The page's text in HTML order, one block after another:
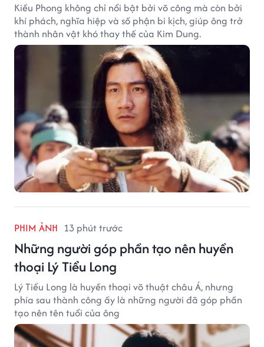
Kiều Phong không chỉ nổi bật bởi võ công mà còn bởi
khí phách, nghĩa hiệp và số phận bi kịch, giúp ông trở
thành nhân vật khó thay thế của Kim Dung.
PHIM ẢNH 13 phút trước
Những người góp phần tạo nên huyền
thoại Lý Tiểu Long
Lý Tiểu Long là huyền thoại võ thuật châu Á, nhưng
phía sau thành công ấy là những người đã góp phần
tạo nên tên tuổi của ông